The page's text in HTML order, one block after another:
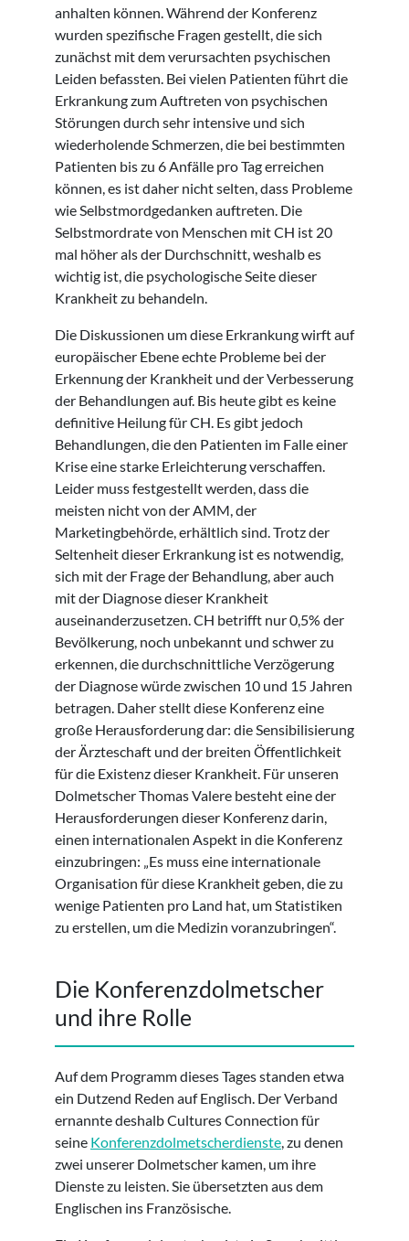
anhalten können. Während der Konferenz
wurden spezifische Fragen gestellt, die sich
zunächst mit dem verursachten psychischen
Leiden befassten. Bei vielen Patienten führt die
Erkrankung zum Auftreten von psychischen
Störungen durch sehr intensive und sich
wiederholende Schmerzen, die bei bestimmten
Patienten bis zu 6 Anfälle pro Tag erreichen
können, es ist daher nicht selten, dass Probleme
wie Selbstmordgedanken auftreten. Die
Selbstmordrate von Menschen mit CH ist 20
mal höher als der Durchschnitt, weshalb es
wichtig ist, die psychologische Seite dieser
Krankheit zu behandeln.
Die Diskussionen um diese Erkrankung wirft auf
europäischer Ebene echte Probleme bei der
Erkennung der Krankheit und der Verbesserung
der Behandlungen auf. Bis heute gibt es keine
definitive Heilung für CH. Es gibt jedoch
Behandlungen, die den Patienten im Falle einer
Krise eine starke Erleichterung verschaffen.
Leider muss festgestellt werden, dass die
meisten nicht von der AMM, der
Marketingbehörde, erhältlich sind. Trotz der
Seltenheit dieser Erkrankung ist es notwendig,
sich mit der Frage der Behandlung, aber auch
mit der Diagnose dieser Krankheit
auseinanderzusetzen. CH betrifft nur 0,5% der
Bevölkerung, noch unbekannt und schwer zu
erkennen, die durchschnittliche Verzögerung
der Diagnose würde zwischen 10 und 15 Jahren
betragen. Daher stellt diese Konferenz eine
große Herausforderung dar: die Sensibilisierung
der Ärzteschaft und der breiten Öffentlichkeit
für die Existenz dieser Krankheit. Für unseren
Dolmetscher Thomas Valere besteht eine der
Herausforderungen dieser Konferenz darin,
einen internationalen Aspekt in die Konferenz
einzubringen: „Es muss eine internationale
Organisation für diese Krankheit geben, die zu
wenige Patienten pro Land hat, um Statistiken
zu erstellen, um die Medizin voranzubringen“.
Die Konferenzdolmetscher
und ihre Rolle
Auf dem Programm dieses Tages standen etwa
ein Dutzend Reden auf Englisch. Der Verband
ernannte deshalb Cultures Connection für
seine Konferenzdolmetscherdienste , zu denen
zwei unserer Dolmetscher kamen, um ihre
Dienste zu leisten. Sie übersetzten aus dem
Englischen ins Französische.